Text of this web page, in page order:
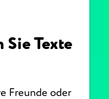
Sie Texte
Freunde oder